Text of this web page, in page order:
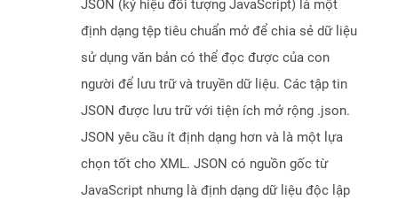
JSON (ký hiệu đối tượng JavaScript) là một
định dạng tệp tiêu chuẩn mở để chia sẻ dữ liệu
sử dụng văn bản có thể đọc được của con
người để lưu trữ và truyền dữ liệu. Các tập tin
JSON được lưu trữ với tiện ích mở rộng .json.
JSON yêu cầu ít định dạng hơn và là một lựa
chọn tốt cho XML. JSON có nguồn gốc từ
JavaScript nhưng là định dạng dữ liệu độc lập